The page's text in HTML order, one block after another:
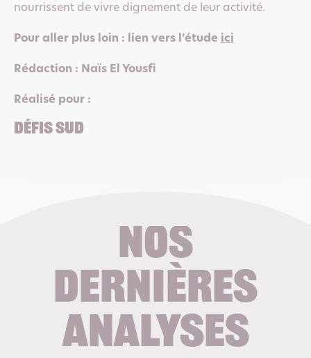
nourrissent de vivre dignement de leur activité.
Pour aller plus loin : lien vers l’étude ici
Rédaction : Naïs El Yousfi
Réalisé pour :
Défis Sud
Nos
dernières
analyses